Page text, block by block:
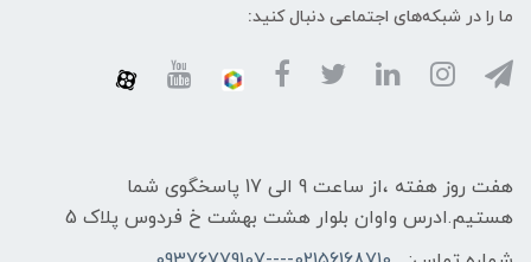
ما را در شبکه‌های اجتماعی دنبال کنید:
هفت روز هفته ،از ساعت 9 الی 17 پاسخگوی شما
هستیم.ادرس واوان بلوار هشت بهشت خ فردوس پلاک 5